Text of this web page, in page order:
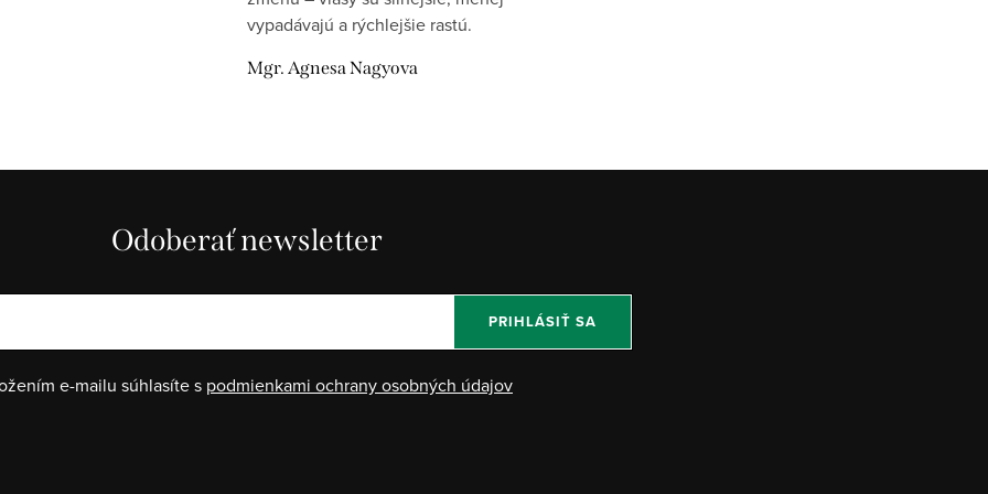
vypadávajú a rýchlejšie rastú.
Mgr. Agnesa Nagyova
Odoberať newsletter
e-mailu súhlasíte s podmienkami ochrany osobných údajov
PRIHLÁSIŤ SA